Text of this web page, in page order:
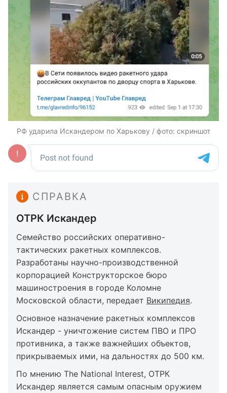
РФ ударила Искандером по Харькову / фото: скриншот
СПРАВКА
ОТРК Искандер
Семейство российских оперативно-
тактических ракетных комплексов.
Разработаны научно-производственной
корпорацией Конструкторское бюро
машиностроения в городе Коломне
Московской области, передает Википедия.
Основное назначение ракетных комплексов
Искандер - уничтожение систем ПВО и ПРО
противника, а также важнейших объектов,
прикрываемых ими, на дальностях до 500 км.
По мнению The National Interest, ОТРК
Искандер является самым опасным оружием